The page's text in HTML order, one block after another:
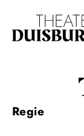
Zur
Zum Footer
Regie